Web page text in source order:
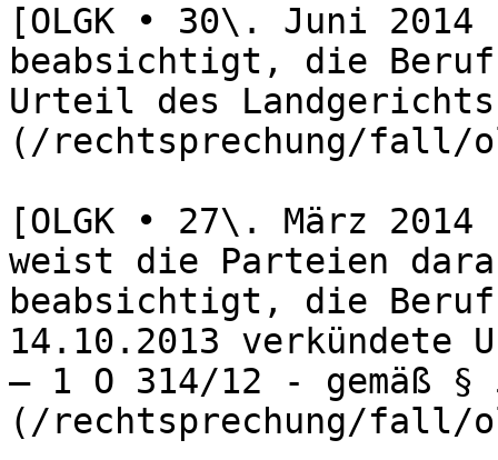
[OLGK • 30\. Juni
beabsichtigt, die
Urteil des
(/rechtsprechung/fall/
[OLGK • 27\. März
weist die Parteien
beabsichtigt, die
14.10.2013 verkündete
– 1 O 314/12 - gemäß §
(/rechtsprechung/fall/